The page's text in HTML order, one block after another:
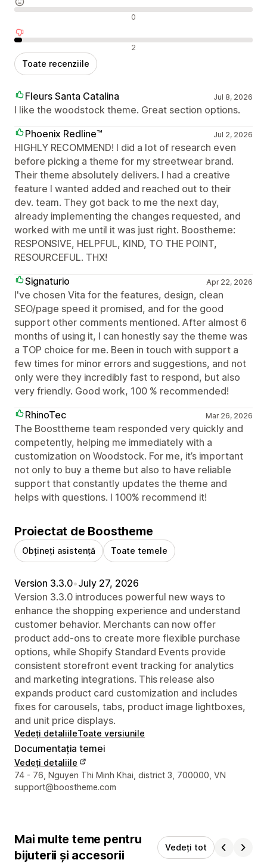
Recenzii neutre 0
Recenzii negative 2
Toate recenziile
Fleurs Santa Catalina Jul 8, 2026
I like the woodstock theme. Great section options.
Phoenix Redline™
Jul 2, 2026
HIGHLY RECOMMEND! I did a lot of research even
before picking a theme for my streetwear brand.
Their theme absolutely delivers. I had a creative
feature I wanted added and reached out to their
dev. team. They got back to me the next day,
already implementing the changes requested, and
worked with me until it was just right. Boostheme:
RESPONSIVE, HELPFUL, KIND, TO THE POINT,
RESOURCEFUL. THX!
Signaturio
Apr 22, 2026
I've chosen Vita for the features, design, clean
SEO/page speed it promised, and for the good
support other comments mentioned. After almost 6
months of using it, I can honestly say the theme was
a TOP choice for me. Been in touch with support a
few times for minor errors and suggestions, and not
only were they incredibly fast to respond, but also
very friendly. Good work, 100 % recommended!
RhinoTec
Mar 26, 2026
The Boosttheme team responded very quickly and
competently, helping me immediately with a
customization on Woodstock. For me, it’s important
not only to buy a theme but also to have reliable
support that constantly updates the theme and
helps with questions. I 100% recommend it!
Proiectat de Boostheme
Obțineți asistență Toate temele
Version 3.3.0•July 27, 2026
Version 3.3.0 introduces powerful new ways to
enhance the shopping experience and understand
customer behavior. Merchants can now offer
product add-ons to create more flexible purchase
options, while Shopify Standard Events provide
consistent storefront event tracking for analytics
and marketing integrations. This release also
expands product card customization and includes
fixes for carousels, tabs, product image lightboxes,
and unit price displays.
Vedeți detaliileToate versiunile
Documentația temei
Vedeți detaliile
Detaliile de contact ale designerului
74 - 76, Nguyen Thi Minh Khai, district 3, 700000, VN
support@boostheme.com
Mai multe teme pentru
bijuterii și accesorii
Vedeți tot